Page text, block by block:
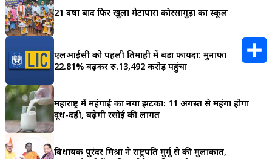
21 वर्षों बाद फिर खुला मेटापारा कोरसागुड़ा का स्कूल
एलआईसी को पहली तिमाही में बड़ा फायदा: मुनाफा
22.81% बढ़कर रु.13,492 करोड़ पहुंचा
महाराष्ट्र में महंगाई का नया झटका: 11 अगस्त से महंगा होगा
दूध-दही, बढ़ेगी रसोई की लागत
विधायक पुरंदर मिश्रा ने राष्ट्रपति मुर्मू से की मुलाकात,
h